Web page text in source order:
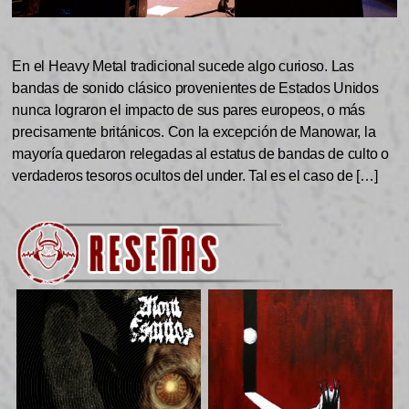
En el Heavy Metal tradicional sucede algo curioso. Las
bandas de sonido clásico provenientes de Estados Unidos
nunca lograron el impacto de sus pares europeos, o más
precisamente británicos. Con la excepción de Manowar, la
mayoría quedaron relegadas al estatus de bandas de culto o
verdaderos tesoros ocultos del under. Tal es el caso de […]